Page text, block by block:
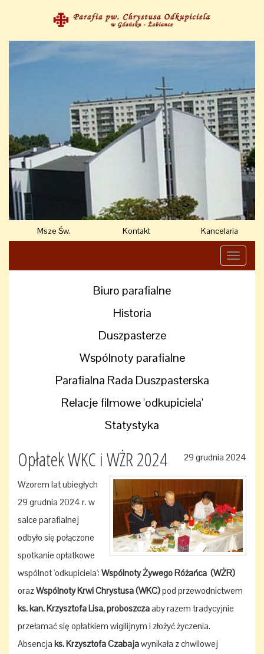
Msze Św. Kontakt Kancelaria
Toggle
Biuro parafialne
Historia
Duszpasterze
Wspólnoty parafialne
Parafialna Rada Duszpasterska
Relacje filmowe 'odkupiciela'
Statystyka
29 grudnia 2024
Opłatek WKC i WŻR 2024
Wzorem lat ubiegłych
29 grudnia 2024 r. w
salce parafialnej
odbyło się połączone
spotkanie opłatkowe
wspólnot 'odkupiciela': Wspólnoty Żywego Różańca (WŻR)
orazWspólnoty Krwi Chrystusa (WKC)pod przewodnictwem
ks. kan. Krzysztofa Lisa, proboszczaaby razem tradycyjnie
przełamać się opłatkiem wigilijnym i złożyć życzenia.
Absencja ks. Krzysztofa Czabajawynikała z chwilowej